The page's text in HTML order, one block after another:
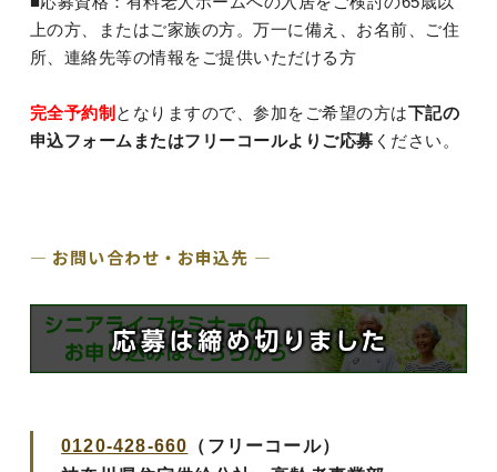
上の方、またはご家族の方。万一に備え、お名前、ご住
所、連絡先等の情報をご提供いただける方
完全予約制 となりますので、参加をご希望の方は下記の
申込フォームまたはフリーコールよりご応募 ください。
― お問い合わせ・お申込先 ―
0120-428-660 （フリーコール）